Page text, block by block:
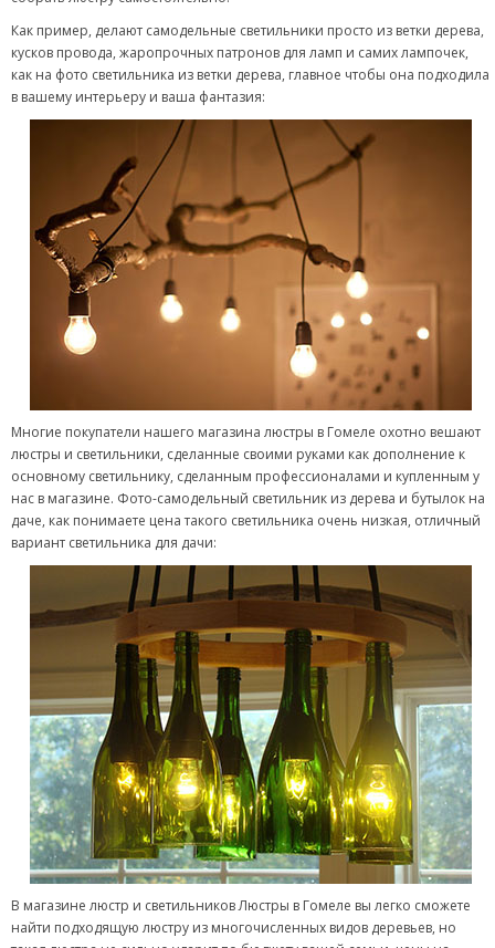
Как пример, делают самодельные светильники просто из ветки дерева,
кусков провода, жаропрочных патронов для ламп и самих лампочек,
как на фото светильника из ветки дерева, главное чтобы она подходила
в вашему интерьеру и ваша фантазия:
Многие покупатели нашего магазина люстры в Гомеле охотно вешают
люстры и светильники, сделанные своими руками как дополнение к
основному светильнику, сделанным профессионалами и купленным у
нас в магазине. Фото-самодельный светильник из дерева и бутылок на
даче, как понимаете цена такого светильника очень низкая, отличный
вариант светильника для дачи:
В магазине люстр и светильников Люстры в Гомеле вы легко сможете
найти подходящую люстру из многочисленных видов деревьев, но